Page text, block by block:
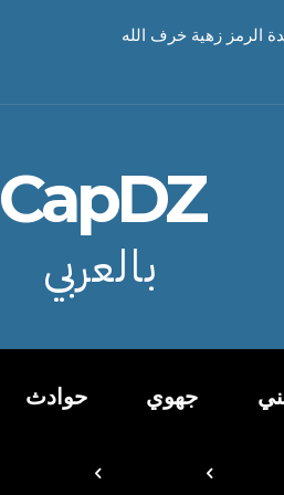
الرمز زهية خرف الله
CapDZ
بالعربي
جهوي حوادث